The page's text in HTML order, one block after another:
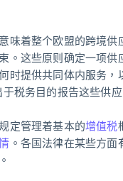
味着整个欧盟的跨境供
。这些原则确定一项供
时提供共同体内服务，
税务目的报告这些供应
定管理着基本的增值税
。各国法律在某些方面